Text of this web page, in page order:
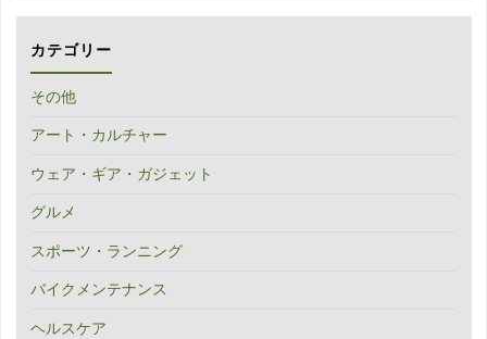
カテゴリー
その他
アート・カルチャー
ウェア・ギア・ガジェット
グルメ
スポーツ・ランニング
バイクメンテナンス
ヘルスケア